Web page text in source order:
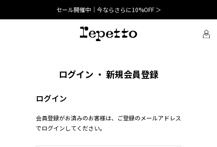
セール開催中｜今ならさらに10%OFF ＞
ログイン ・ 新規会員登録
ログイン
会員登録がお済みのお客様は、ご登録のメールアドレス
でログインしてください。